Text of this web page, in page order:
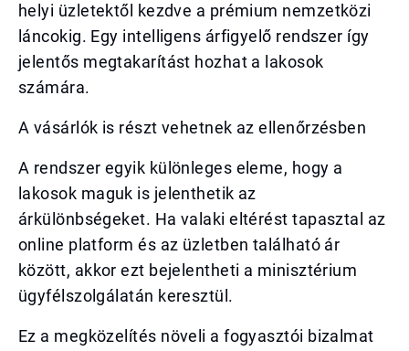
helyi üzletektől kezdve a prémium nemzetközi
láncokig. Egy intelligens árfigyelő rendszer így
jelentős megtakarítást hozhat a lakosok
számára.
A vásárlók is részt vehetnek az ellenőrzésben
A rendszer egyik különleges eleme, hogy a
lakosok maguk is jelenthetik az
árkülönbségeket. Ha valaki eltérést tapasztal az
online platform és az üzletben található ár
között, akkor ezt bejelentheti a minisztérium
ügyfélszolgálatán keresztül.
Ez a megközelítés növeli a fogyasztói bizalmat